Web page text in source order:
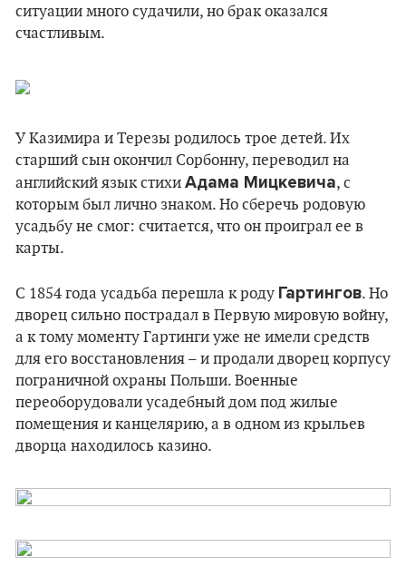
ситуации много судачили, но брак оказался
счастливым.
У Казимира и Терезы родилось трое детей. Их
старший сын окончил Сорбонну, переводил на
английский язык стихи Адама Мицкевича, с
которым был лично знаком. Но сберечь родовую
усадьбу не смог: считается, что он проиграл ее в
карты.
С 1854 года усадьба перешла к роду Гартингов. Но
дворец сильно пострадал в Первую мировую войну,
а к тому моменту Гартинги уже не имели средств
для его восстановления – и продали дворец корпусу
пограничной охраны Польши. Военные
переоборудовали усадебный дом под жилые
помещения и канцелярию, а в одном из крыльев
дворца находилось казино.